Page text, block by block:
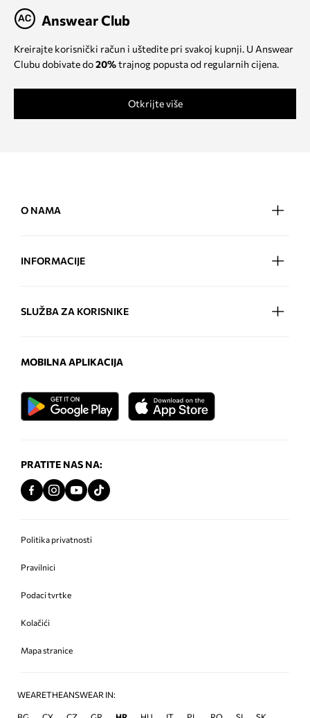
Answear Club
Kreirajte korisnički račun i uštedite pri svakoj kupnji. U Answear
Clubu dobivate do20%trajnog popusta od regularnih cijena.
Otkrijte više
O NAMA
INFORMACIJE
SLUŽBA ZA KORISNIKE
MOBILNA APLIKACIJA
PRATITE NAS NA:
Politika privatnosti
Pravilnici
Podaci tvrtke
Kolačići
Mapa stranice
WEARETHEANSWEAR IN: